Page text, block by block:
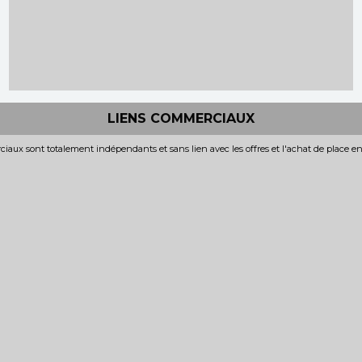
LIENS COMMERCIAUX
sont totalement indépendants et sans lien avec les offres et l'achat de place